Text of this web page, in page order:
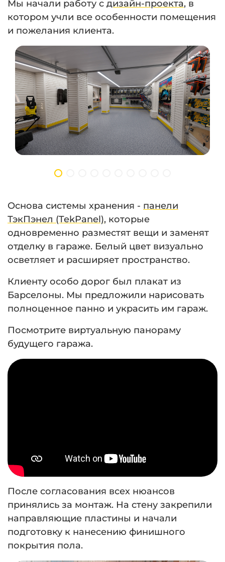
Мы начали работу с дизайн-проекта, в
котором учли все особенности помещения
и пожелания клиента.
Основа системы хранения - панели
ТэкПэнел (TekPanel), которые
одновременно разместят вещи и заменят
отделку в гараже. Белый цвет визуально
осветляет и расширяет пространство.
Клиенту особо дорог был плакат из
Барселоны. Мы предложили нарисовать
полноценное панно и украсить им гараж.
Посмотрите виртуальную панораму
будущего гаража.
После согласования всех нюансов
принялись за монтаж. На стену закрепили
направляющие пластины и начали
подготовку к нанесению финишного
покрытия пола.